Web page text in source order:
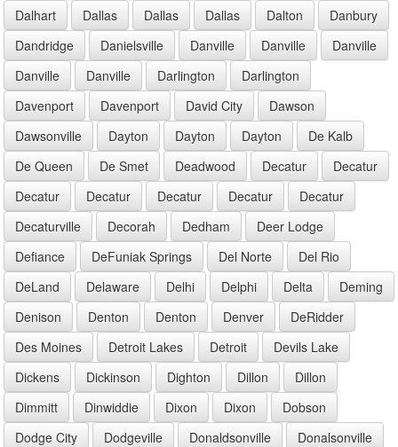
Dalhart
Dallas Dallas Dallas Dalton
Danbury
Dandridge
Danielsville Danville Danville
Danville
Danville
Danville Darlington
Darlington
Davenport
Davenport David City
Dawson
Dawsonville
Dayton Dayton Dayton
De Kalb
De Queen
De Smet Deadwood Decatur
Decatur
Decatur
Decatur Decatur Decatur
Decatur
Decaturville
Decorah Dedham
Deer Lodge
Defiance
DeFuniak Springs Del Norte
Del Rio
DeLand
Delaware Delhi Delphi Delta
Deming
Denison
Denton Denton Denver
DeRidder
Des Moines
Detroit Lakes Detroit
Devils Lake
Dickens
Dickinson Dighton Dillon
Dillon
Dimmitt
Dinwiddie Dixon Dixon
Dobson
Dodge City
Dodgeville Donaldsonville
Donalsonville